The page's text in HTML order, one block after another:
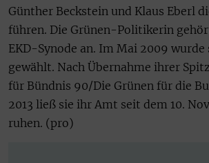
Günther Beckstein und Klaus Eberl
führen. Die Grünen-Politikerin
EKD-Synode an. Im Mai 2009 wurde
gewählt. Nach Übernahme ihrer
für Bündnis 90/Die Grünen für die
2013 ließ sie ihr Amt seit dem 10.
ruhen. (pro)